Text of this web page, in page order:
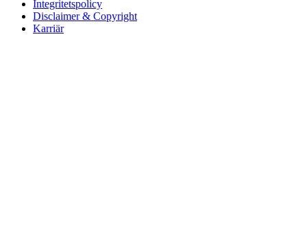
Integritetspolicy
Disclaimer & Copyright
Karriär